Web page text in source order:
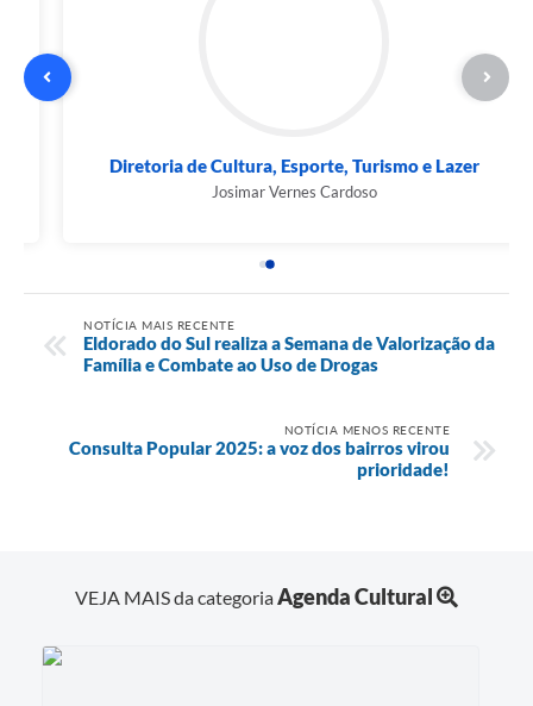
Diretoria de Cultura, Esporte, Turismo e Lazer
Josimar Vernes Cardoso
NOTÍCIA MAIS RECENTE
Eldorado do Sul realiza a Semana de Valorização da
Família e Combate ao Uso de Drogas
NOTÍCIA MENOS RECENTE
Consulta Popular 2025: a voz dos bairros virou
prioridade!
VEJA MAIS da categoriaAgenda Cultural